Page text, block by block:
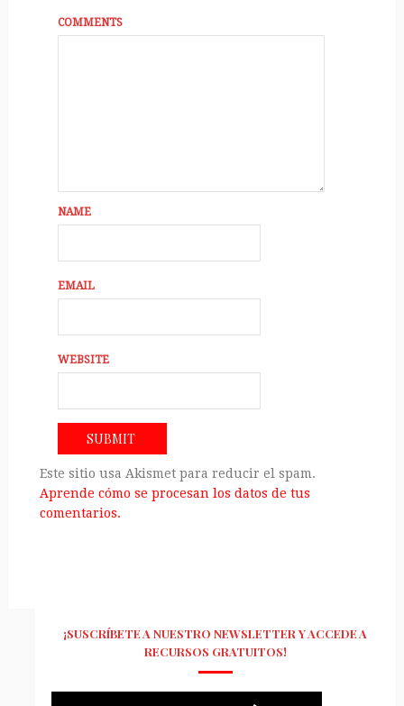
COMMENTS
NAME
EMAIL
WEBSITE
Este sitio usa Akismet para reducir el spam.
Aprende cómo se procesan los datos de tus
comentarios.
¡SUSCRÍBETE A NUESTRO NEWSLETTER Y ACCEDE A
RECURSOS GRATUITOS!